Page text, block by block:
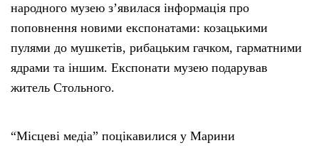
Довідник
Контакти
Рекламні прайси
Підтримати «місцевих»
народного музею з’явилася інформація про
поповнення новими експонатами: козацькими
пулями до мушкетів, рибацьким гачком, гарматними
ядрами та іншим. Експонати музею подарував
житель Стольного.
“Місцеві медіа” поцікавилися у Марини